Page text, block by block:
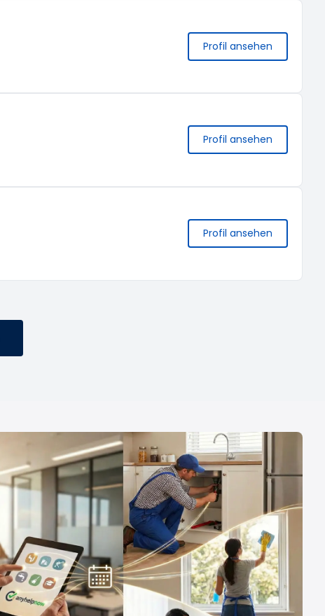
Profil ansehen
Profil ansehen
Profil ansehen